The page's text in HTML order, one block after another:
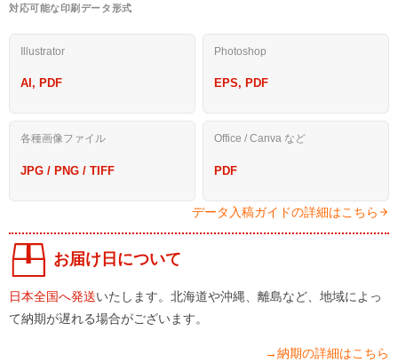
対応可能な印刷データ形式
Illustrator
AI, PDF
Photoshop
EPS, PDF
各種画像ファイル
JPG / PNG / TIFF
Office / Canva など
PDF
データ入稿ガイドの詳細はこちら
お届け日について
日本全国へ発送いたします。北海道や沖縄、離島など、地域によっ
て納期が遅れる場合がございます。
→納期の詳細はこちら